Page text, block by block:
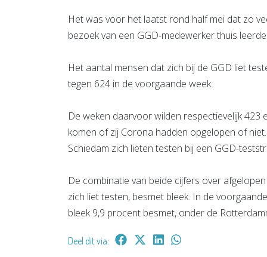
Het was voor het laatst rond half mei dat zo
bezoek van een GGD-medewerker thuis
Het aantal mensen dat zich bij de GGD liet
tegen 624 in de voorgaande week.
De weken daarvoor wilden respectievelijk 423
komen of zij Corona hadden opgelopen of
Schiedam zich lieten testen bij een GGD-
De combinatie van beide cijfers over
zich liet testen, besmet bleek. In de
bleek 9,9 procent besmet, onder de
Deel dit via: